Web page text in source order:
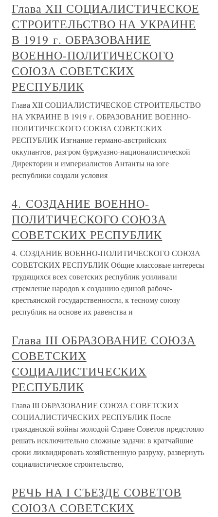
Глава XII СОЦИАЛИСТИЧЕСКОЕ
СТРОИТЕЛЬСТВО НА УКРАИНЕ
В 1919 г. ОБРАЗОВАНИЕ
ВОЕННО-ПОЛИТИЧЕСКОГО
СОЮЗА СОВЕТСКИХ
РЕСПУБЛИК
Глава XII СОЦИАЛИСТИЧЕСКОЕ СТРОИТЕЛЬСТВО
НА УКРАИНЕ В 1919 г. ОБРАЗОВАНИЕ ВОЕННО-
ПОЛИТИЧЕСКОГО СОЮЗА СОВЕТСКИХ
РЕСПУБЛИК Изгнание германо-австрийских
оккупантов, разгром буржуазно-националистической
Директории и империалистов Антанты на юге
республики создали условия
4. СОЗДАНИЕ ВОЕННО-
ПОЛИТИЧЕСКОГО СОЮЗА
СОВЕТСКИХ РЕСПУБЛИК
4. СОЗДАНИЕ ВОЕННО-ПОЛИТИЧЕСКОГО СОЮЗА
СОВЕТСКИХ РЕСПУБЛИК Общие классовые интересы
трудящихся всех советских республик усиливали
стремление народов к созданию единой рабоче-
крестьянской государственности, к тесному союзу
республик на основе их равенства и
Глава III ОБРАЗОВАНИЕ СОЮЗА
СОВЕТСКИХ
СОЦИАЛИСТИЧЕСКИХ
РЕСПУБЛИК
Глава III ОБРАЗОВАНИЕ СОЮЗА СОВЕТСКИХ
СОЦИАЛИСТИЧЕСКИХ РЕСПУБЛИК После
гражданской войны молодой Стране Советов предстояло
решать исключительно сложные задачи: в кратчайшие
сроки ликвидировать хозяйственную разруху, развернуть
социалистическое строительство,
РЕЧЬ НА I СЪЕЗДЕ СОВЕТОВ
СОЮЗА СОВЕТСКИХ